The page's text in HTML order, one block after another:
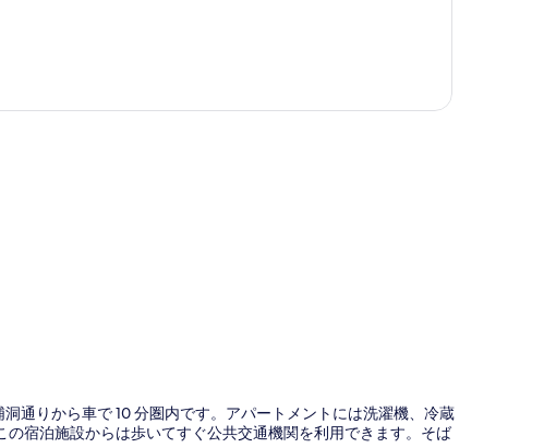
通りから車で 10 分圏内です。アパートメントには洗濯機、冷蔵
宿泊施設からは歩いてすぐ公共交通機関を利用できます。そば